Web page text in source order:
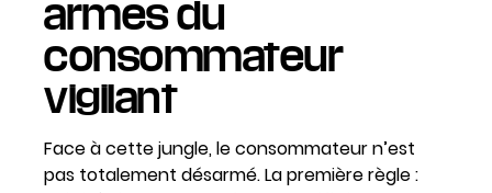
armes du
consommateur
vigilant
Face à cette jungle, le consommateur n’est
pas totalement désarmé. La première règle :